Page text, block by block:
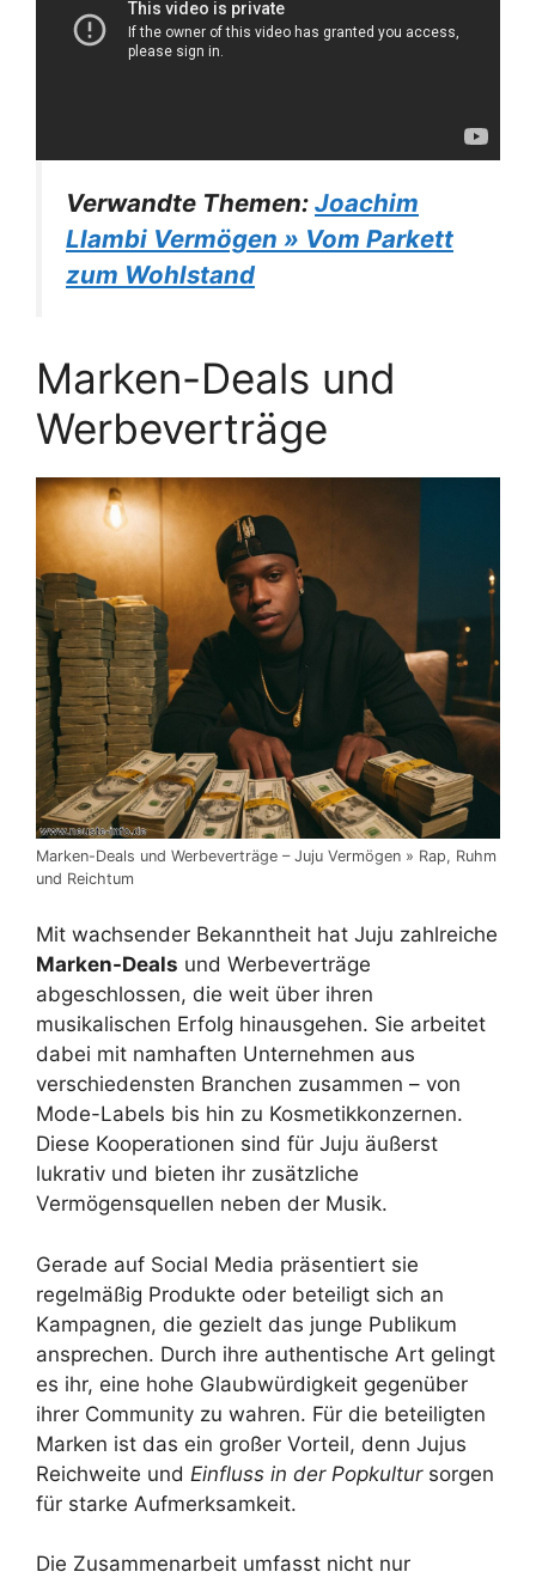
Verwandte Themen: Joachim
Llambi Vermögen » Vom Parkett
zum Wohlstand
Marken-Deals und
Werbeverträge
Marken-Deals und Werbeverträge – Juju Vermögen » Rap, Ruhm
und Reichtum
Mit wachsender Bekanntheit hat Juju zahlreiche
Marken-Deals und Werbeverträge
abgeschlossen, die weit über ihren
musikalischen Erfolg hinausgehen. Sie arbeitet
dabei mit namhaften Unternehmen aus
verschiedensten Branchen zusammen – von
Mode-Labels bis hin zu Kosmetikkonzernen.
Diese Kooperationen sind für Juju äußerst
lukrativ und bieten ihr zusätzliche
Vermögensquellen neben der Musik.
Gerade auf Social Media präsentiert sie
regelmäßig Produkte oder beteiligt sich an
Kampagnen, die gezielt das junge Publikum
ansprechen. Durch ihre authentische Art gelingt
es ihr, eine hohe Glaubwürdigkeit gegenüber
ihrer Community zu wahren. Für die beteiligten
Marken ist das ein großer Vorteil, denn Jujus
Reichweite und Einfluss in der Popkultursorgen
für starke Aufmerksamkeit.
Die Zusammenarbeit umfasst nicht nur